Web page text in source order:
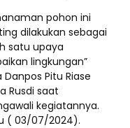
pohon ini
dilakukan sebagai
satu upaya
lingkungan”
Danpos Pitu Riase
Rusdi saat
kegiatannya.
( 03/07/2024).